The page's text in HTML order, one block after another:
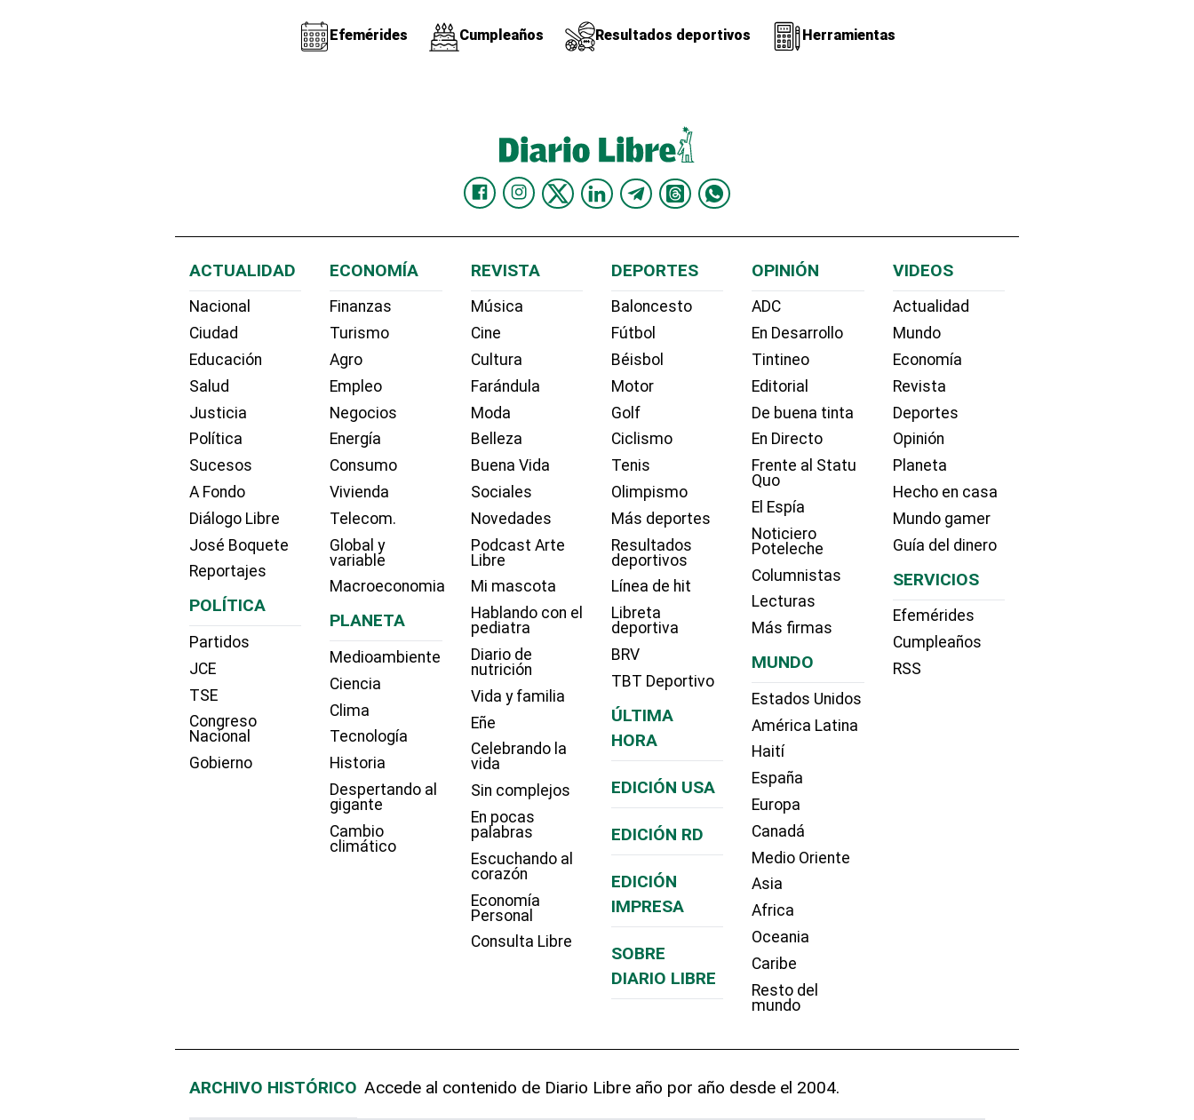
Efemérides Cumpleaños Resultados deportivos Herramientas
ACTUALIDAD
Nacional
Ciudad
Educación
Salud
Justicia
Política
Sucesos
A Fondo
Diálogo Libre
José Boquete
Reportajes
POLÍTICA
Partidos
JCE
TSE
Congreso
Nacional
Gobierno
ECONOMÍA
Finanzas
Turismo
Agro
Empleo
Negocios
Energía
Consumo
Vivienda
Telecom.
Global y
variable
Macroeconomia
PLANETA
Medioambiente
Ciencia
Clima
Tecnología
Historia
Despertando al
gigante
Cambio
climático
REVISTA
Música
Cine
Cultura
Farándula
Moda
Belleza
Buena Vida
Sociales
Novedades
Podcast Arte
Libre
Mi mascota
Hablando con el
pediatra
Diario de
nutrición
Vida y familia
Eñe
Celebrando la
vida
Sin complejos
En pocas
palabras
Escuchando al
corazón
Economía
Personal
Consulta Libre
DEPORTES
Baloncesto
Fútbol
Béisbol
Motor
Golf
Ciclismo
Tenis
Olimpismo
Más deportes
Resultados
deportivos
Línea de hit
Libreta
deportiva
BRV
TBT Deportivo
ÚLTIMA
HORA
EDICIÓN USA
EDICIÓN RD
EDICIÓN
IMPRESA
SOBRE
DIARIO LIBRE
OPINIÓN
ADC
En Desarrollo
Tintineo
Editorial
De buena tinta
En Directo
Frente al Statu
Quo
El Espía
Noticiero
Poteleche
Columnistas
Lecturas
Más firmas
MUNDO
Estados Unidos
América Latina
Haití
España
Europa
Canadá
Medio Oriente
Asia
Africa
Oceania
Caribe
Resto del
mundo
VIDEOS
Actualidad
Mundo
Economía
Revista
Deportes
Opinión
Planeta
Hecho en casa
Mundo gamer
Guía del dinero
SERVICIOS
Efemérides
Cumpleaños
RSS
ARCHIVO HISTÓRICO Accede al contenido de Diario Libre año por año desde el 2004.